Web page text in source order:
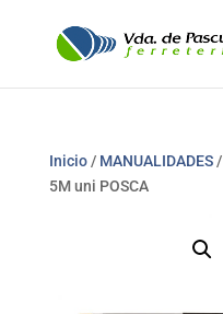
Inicio/ MANUALIDADES/
5M uni POSCA